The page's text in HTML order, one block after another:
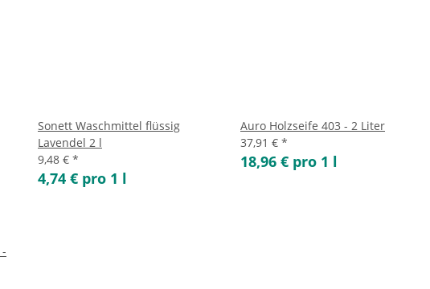
Sonett Waschmittel flüssig
Lavendel 2 l
9,48 € *
4,74 € pro 1 l
Auro Holzseife 403 - 2 Liter
37,91 € *
18,96 € pro 1 l